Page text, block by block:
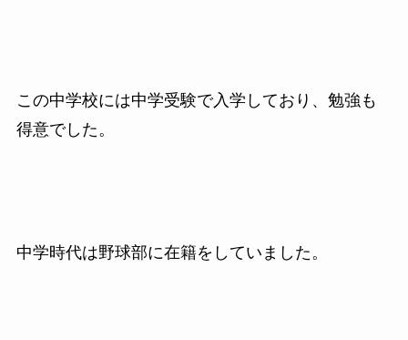
この中学校には中学受験で入学しており、勉強も
得意でした。
中学時代は野球部に在籍をしていました。